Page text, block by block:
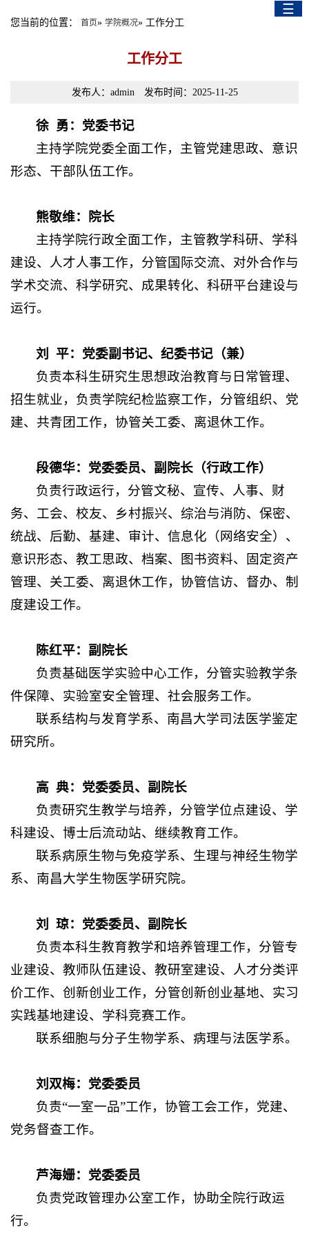
☰
您当前的位置： 首页» 学院概况» 工作分工
工作分工
发布人：admin 发布时间：2025-11-25
徐 勇：党委书记
主持学院党委全面工作，主管党建思政、意识
形态、干部队伍工作。
熊敬维：院长
主持学院行政全面工作，主管教学科研、学科
建设、人才人事工作，分管国际交流、对外合作与
学术交流、科学研究、成果转化、科研平台建设与
运行。
刘
平：党委副书记、纪委书记（兼）
负责本科生研究生思想政治教育与日常管理、
招生就业，负责学院纪检监察工作，分管组织、党
建、共青团工作，协管关工委、离退休工作。
段德华：党委委员、副院长（行政工作）
负责行政运行，分管文秘、宣传、人事、财
务、工会、校友、乡村振兴、综治与消防、保密、
统战、后勤、基建、审计、信息化（网络安全）、
意识形态、教工思政、档案、图书资料、固定资产
管理、关工委、离退休工作，协管信访、督办、制
度建设工作。
陈红平：副院长
负责基础医学实验中心工作，分管实验教学条
件保障、实验室安全管理、社会服务工作。
联系结构与发育学系、南昌大学司法医学鉴定
研究所。
高 典：党委委员、副院长
负责研究生教学与培养，分管学位点建设、学
科建设、博士后流动站、继续教育工作。
联系病原生物与免疫学系、生理与神经生物学
系、南昌大学生物医学研究院。
刘 琼： 党委委员、 副院长
负责本科生教育教学和培养管理工作，分管专
业建设、教师队伍建设、教研室建设、人才分类评
价工作、 创新创业工作，分管创新创业基地、实习
实践基地建设、学科竞赛工作。
联系细胞与分子生物学系、病理与法医学系。
刘双梅：党委委员
负责“一室一品”工作，协管工会工作，党建、
党务督查工作。
芦海姗：党委委员
负责党政管理办公室工作，协助全院行政运
行。